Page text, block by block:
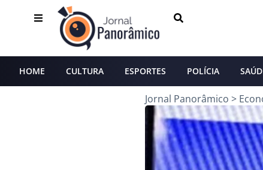
HOME CULTURA ESPORTES POLÍCIA
Jornal Panorâmico >